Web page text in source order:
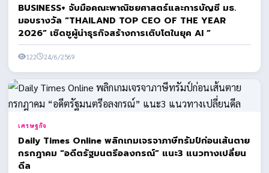
BUSINESS+ จับมือคณะพาณิชยศาสตร์และการบัญชี มธ.
มอบรางวัล “THAILAND TOP CEO OF THE YEAR
2026” เชิดชูผู้นำธุรกิจสร้างการเติบโตในยุค AI ​”
122 24/6/2569
เศรษฐกิจ
Daily Times Online พลิกเกมเจรจาภาษีทรัมป์ก่อนเส้นตาย
กรกฎาคม “อดีตรัฐมนตรีอลงกรณ์” แนะ3 แนวทางเปลี่ยน
ดีล